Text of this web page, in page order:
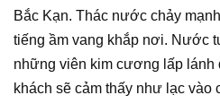
Bắc Kạn. Thác nước chảy
tiếng ầm vang khắp nơi. Nước
những viên kim cương lấp lánh
khách sẽ cảm thấy như lạc vào